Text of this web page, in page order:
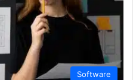
Software